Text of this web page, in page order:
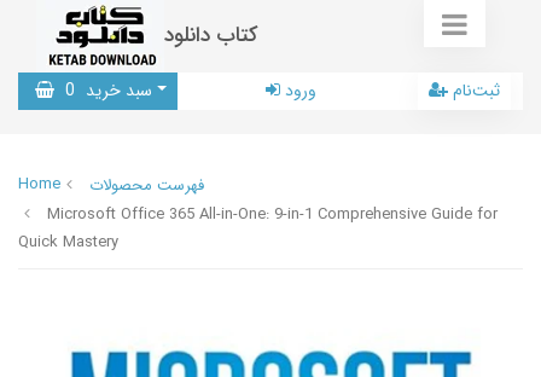
کتاب دانلود
سبد خرید 0 ورود ثبت‌نام
Home
فهرست محصولات
Microsoft Office 365 All-in-One: 9-in-1 Comprehensive Guide for
Quick Mastery